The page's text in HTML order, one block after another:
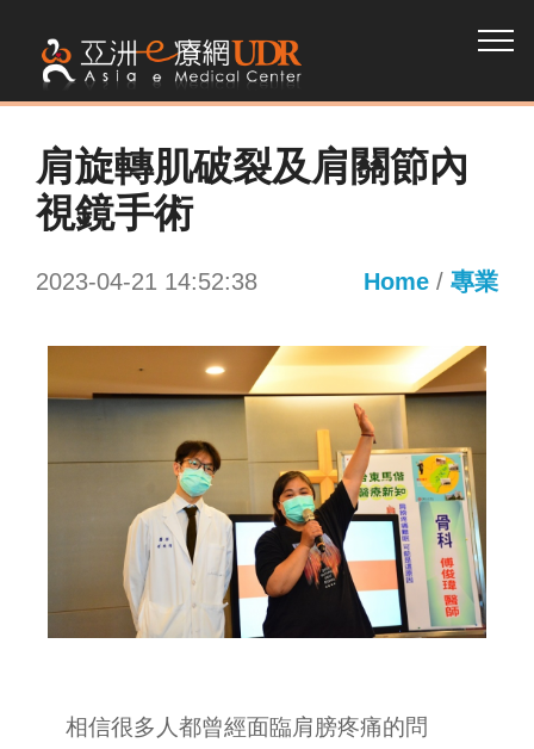
肩旋轉肌破裂及肩關節內
視鏡手術
2023-04-21 14:52:38 Home / 專業
相信很多人都曾經面臨肩膀疼痛的問